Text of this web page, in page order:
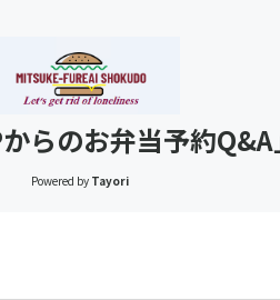
らのお弁当予約Q&A
Powered by Tayori